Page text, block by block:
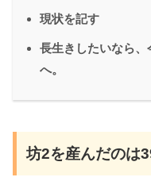
現状を記す
長生きしたいなら
へ。
坊2を産んだのは